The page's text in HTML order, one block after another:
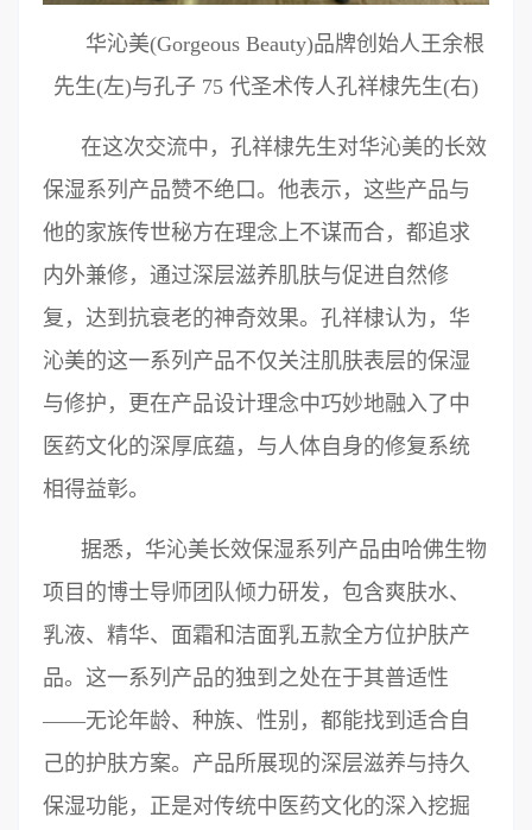
华沁美(Gorgeous Beauty)品牌创始人王余根
先生(左)与孔子 75 代圣术传人孔祥棣先生(右)
在这次交流中，孔祥棣先生对华沁美的长效
保湿系列产品赞不绝口。他表示，这些产品与
他的家族传世秘方在理念上不谋而合，都追求
内外兼修，通过深层滋养肌肤与促进自然修
复，达到抗衰老的神奇效果。孔祥棣认为，华
沁美的这一系列产品不仅关注肌肤表层的保湿
与修护，更在产品设计理念中巧妙地融入了中
医药文化的深厚底蕴，与人体自身的修复系统
相得益彰。
据悉，华沁美长效保湿系列产品由哈佛生物
项目的博士导师团队倾力研发，包含爽肤水、
乳液、精华、面霜和洁面乳五款全方位护肤产
品。这一系列产品的独到之处在于其普适性
——无论年龄、种族、性别，都能找到适合自
己的护肤方案。产品所展现的深层滋养与持久
保湿功能，正是对传统中医药文化的深入挖掘